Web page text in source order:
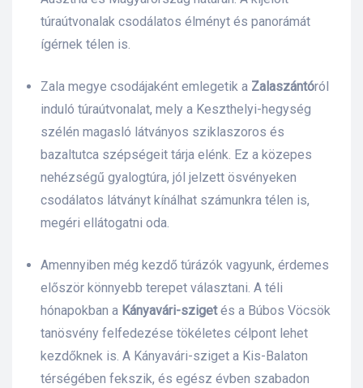
túraútvonalak csodálatos élményt és panorámát
ígérnek télen is.
Zala megye csodájaként emlegetik a Zalaszántóról
induló túraútvonalat, mely a Keszthelyi-hegység
szélén magasló látványos sziklaszoros és
bazaltutca szépségeit tárja elénk. Ez a közepes
nehézségű gyalogtúra, jól jelzett ösvényeken
csodálatos látványt kínálhat számunkra télen is,
megéri ellátogatni oda.
Amennyiben még kezdő túrázók vagyunk, érdemes
először könnyebb terepet választani. A téli
hónapokban a Kányavári-szigetés a Búbos Vöcsök
tanösvény felfedezése tökéletes célpont lehet
kezdőknek is. A Kányavári-sziget a Kis-Balaton
térségében fekszik, és egész évben szabadon